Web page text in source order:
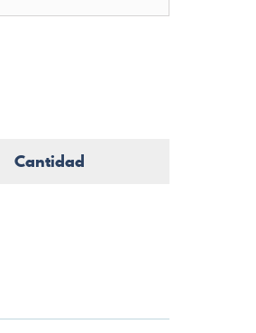
Cantidad